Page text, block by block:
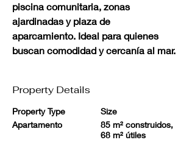
piscina comunitaria, zonas
ajardinadas y plaza de
aparcamiento. Ideal para quienes
buscan comodidad y cercanía al mar.
Property Details
Property Type
Apartamento
Size
85 m² construidos,
68 m² útiles